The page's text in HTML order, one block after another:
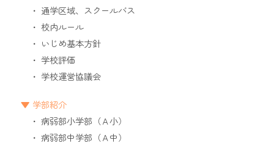
通学区域、スクールバス
校内ルール
いじめ基本方針
学校評価
学校運営協議会
学部紹介
病弱部小学部（Ａ小）
病弱部中学部（Ａ中）